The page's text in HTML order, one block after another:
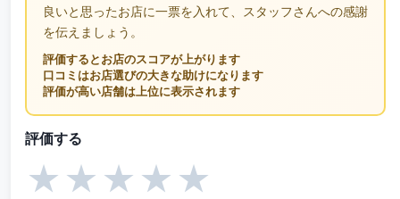
良いと思ったお店に一票を入れて、スタッフさんへの感謝
を伝えましょう。
評価するとお店のスコアが上がります
口コミはお店選びの大きな助けになります
評価が高い店舗は上位に表示されます
評価する
★ ★ ★ ★ ★